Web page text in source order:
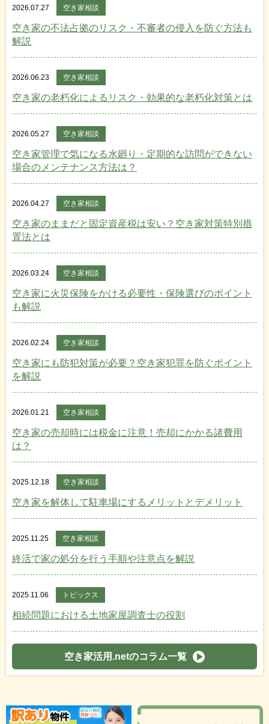
2026.07.27 空き家相談
空き家の不法占拠のリスク・不審者の侵入を防ぐ方法も
解説
2026.06.23 空き家相談
空き家の老朽化によるリスク・効果的な老朽化対策とは
2026.05.27 空き家相談
空き家管理で気になる水廻り・定期的な訪問ができない
場合のメンテナンス方法は？
2026.04.27 空き家相談
空き家のままだと固定資産税は安い？空き家対策特別措
置法とは
2026.03.24 空き家相談
空き家に火災保険をかける必要性・保険選びのポイント
も解説
2026.02.24 空き家相談
空き家にも防犯対策が必要？空き家犯罪を防ぐポイント
を解説
2026.01.21 空き家相談
空き家の売却時には税金に注意！売却にかかる諸費用
は？
2025.12.18 空き家相談
空き家を解体して駐車場にするメリットとデメリット
2025.11.25 空き家相談
終活で家の処分を行う手順や注意点を解説
2025.11.06 トピックス
相続問題における土地家屋調査士の役割
空き家活用.netのコラム一覧